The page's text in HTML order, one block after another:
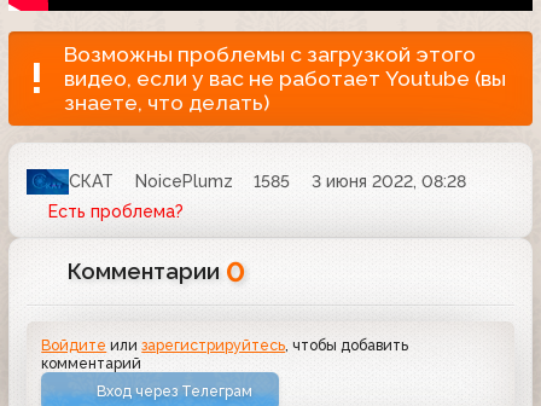
Возможны проблемы с загрузкой этого
видео, если у вас не работает Youtube (вы
знаете, что делать)
СКАТ NoicePlumz 1585
3 июня 2022, 08:28
Есть проблема?
Комментарии 0
Войдите илизарегистрируйтесь , чтобы добавить
комментарий
Вход через Телеграм